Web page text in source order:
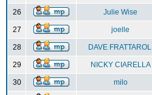
26 Julie Wise
27 joelle
28 DAVE FRATTAROLI
29 NICKY CIARELLA
30 milo